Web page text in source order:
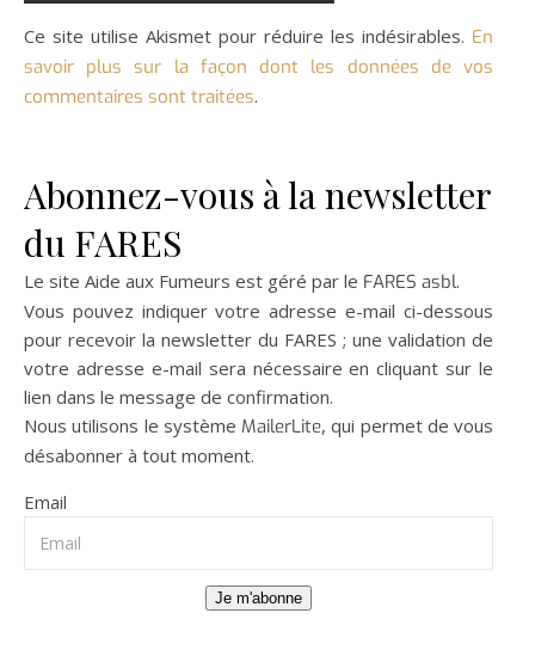
Ce site utilise Akismet pour réduire les indésirables. En
savoir plus sur la façon dont les données de vos
commentaires sont traitées.
Abonnez-vous à la newsletter
du FARES
Le site Aide aux Fumeurs est géré par le FARES asbl.
Vous pouvez indiquer votre adresse e-mail ci-dessous
pour recevoir la newsletter du FARES ; une validation de
votre adresse e-mail sera nécessaire en cliquant sur le
lien dans le message de confirmation.
Nous utilisons le système MailerLite, qui permet de vous
désabonner à tout moment.
Email
Je m'abonne